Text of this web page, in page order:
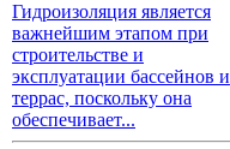
Гидроизоляция является
важнейшим этапом при
строительстве и
эксплуатации бассейнов и
террас, поскольку она
обеспечивает...